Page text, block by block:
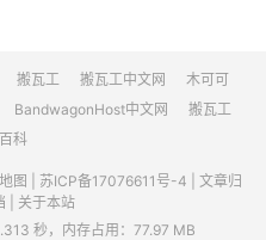
搬瓦工 搬瓦工中文网
木可可
BandwagonHost中文网
搬瓦工
科
图 苏ICP备17076611号-4
文章归
关于本站
秒，内存占用：77.97 MB